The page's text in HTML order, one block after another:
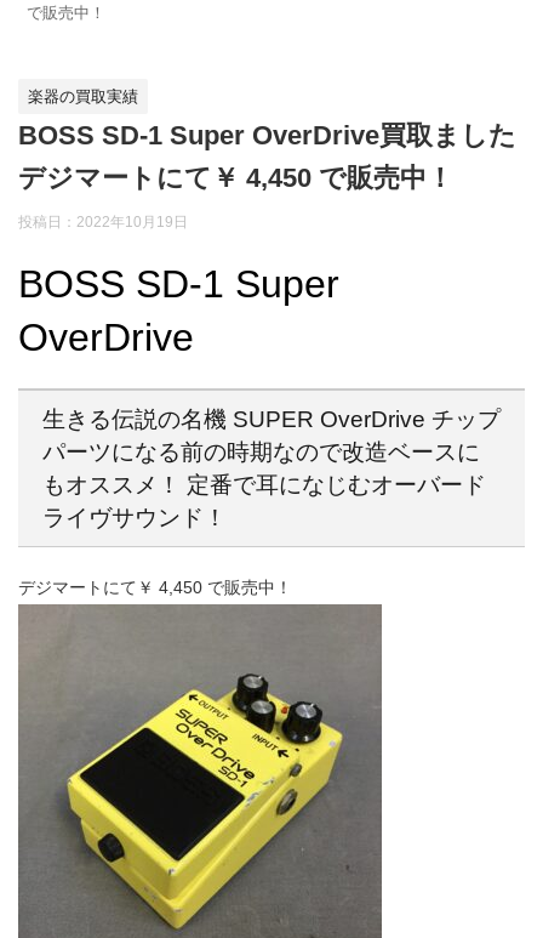
で販売中！
楽器の買取実績
BOSS SD-1 Super OverDrive買取ました
デジマートにて￥ 4,450 で販売中！
投稿日：2022年10月19日
BOSS SD-1 Super
OverDrive
生きる伝説の名機 SUPER OverDrive チップ
パーツになる前の時期なので改造ベースに
もオススメ！ 定番で耳になじむオーバード
ライヴサウンド！
デジマートにて￥ 4,450 で販売中！